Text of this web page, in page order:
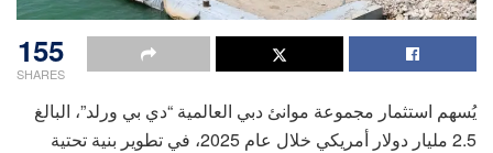
155
SHARES
يُسهم استثمار مجموعة موانئ دبي العالمية “دي بي ورلد”، البالغ
2.5 مليار دولار أمريكي خلال عام 2025، في تطوير بنية تحتية